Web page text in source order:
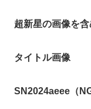
超新星の画像を含
タイトル画像
SN2024aeee（